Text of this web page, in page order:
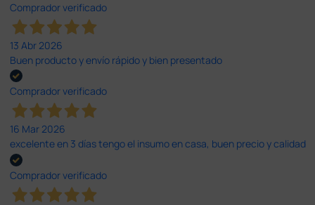
Comprador verificado
13 Abr 2026
Buen producto y envío rápido y bien presentado
Comprador verificado
16 Mar 2026
excelente en 3 días tengo el insumo en casa, buen precio y calidad
Comprador verificado